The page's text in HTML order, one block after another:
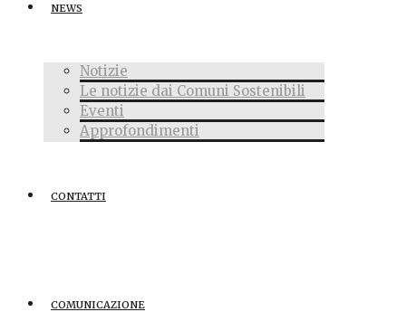
NEWS
Notizie
Le notizie dai Comuni Sostenibili
Eventi
Approfondimenti
CONTATTI
COMUNICAZIONE